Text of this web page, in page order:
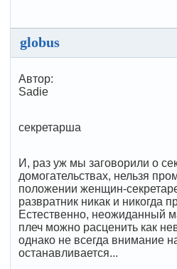
globus
Автор:
Sadie
секретарша
И, раз уж мы заговорили о
домогательствах, нельзя
положении женщин-
развратник никак и никогда
Естественно, неожиданный
плеч можно расценить как
однако не всегда внимание
останавливается...